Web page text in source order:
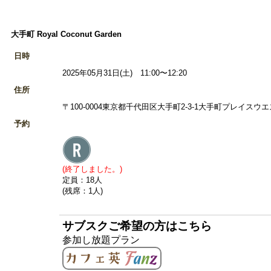
大手町 Royal Coconut Garden
日時
2025年05月31日(土) 11:00〜12:20
住所
〒100-0004東京都千代田区大手町2-3-1大手町プレイスウ
予約
(終了しました。)
定員：18人
(残席：1人)
サブスクご希望の方はこちら
参加し放題プラン